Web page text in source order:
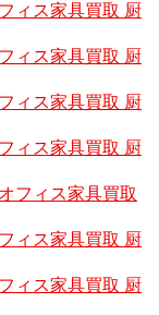
ィス家具買取 厨
ィス家具買取 厨
ィス家具買取 厨
ィス家具買取 厨
フィス家具買取
ィス家具買取 厨
ィス家具買取 厨